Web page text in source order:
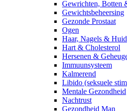
Gewrichten, Botten
Gewichtsbeheersing
Gezonde Prostaat
Ogen
Haar, Nagels & Huid
Hart & Cholesterol
Hersenen &
Immuunsysteem
Kalmerend
Libido (seksuele
Mentale Gezondheid
Nachtrust
Gezondheid Man